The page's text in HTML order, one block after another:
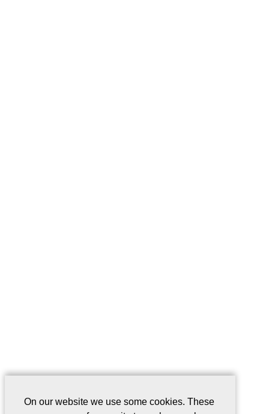
On our website we use some cookies. These